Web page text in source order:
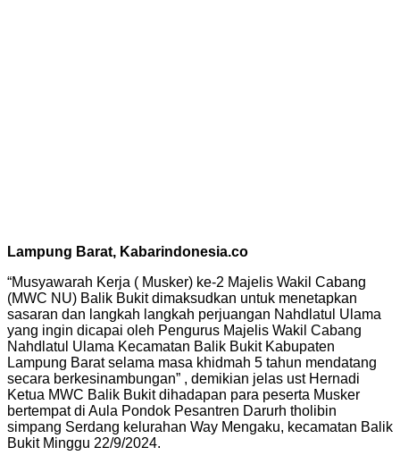
Lampung Barat, Kabarindonesia.co
“Musyawarah Kerja ( Musker) ke-2 Majelis Wakil Cabang
(MWC NU) Balik Bukit dimaksudkan untuk menetapkan
sasaran dan langkah langkah perjuangan Nahdlatul Ulama
yang ingin dicapai oleh Pengurus Majelis Wakil Cabang
Nahdlatul Ulama Kecamatan Balik Bukit Kabupaten
Lampung Barat selama masa khidmah 5 tahun mendatang
secara berkesinambungan” , demikian jelas ust Hernadi
Ketua MWC Balik Bukit dihadapan para peserta Musker
bertempat di Aula Pondok Pesantren Darurh tholibin
simpang Serdang kelurahan Way Mengaku, kecamatan Balik
Bukit Minggu 22/9/2024.